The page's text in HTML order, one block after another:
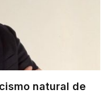
natural de